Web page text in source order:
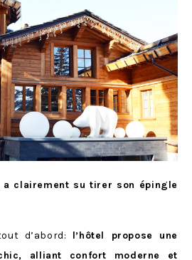
a clairement su tirer son épingle
d’abord: l’hôtel propose une
alliant confort moderne et